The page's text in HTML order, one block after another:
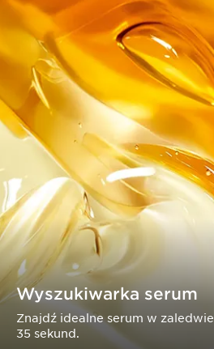
Wyszukiwarka serum
Znajdź idealne serum w zaledwie
35 sekund.